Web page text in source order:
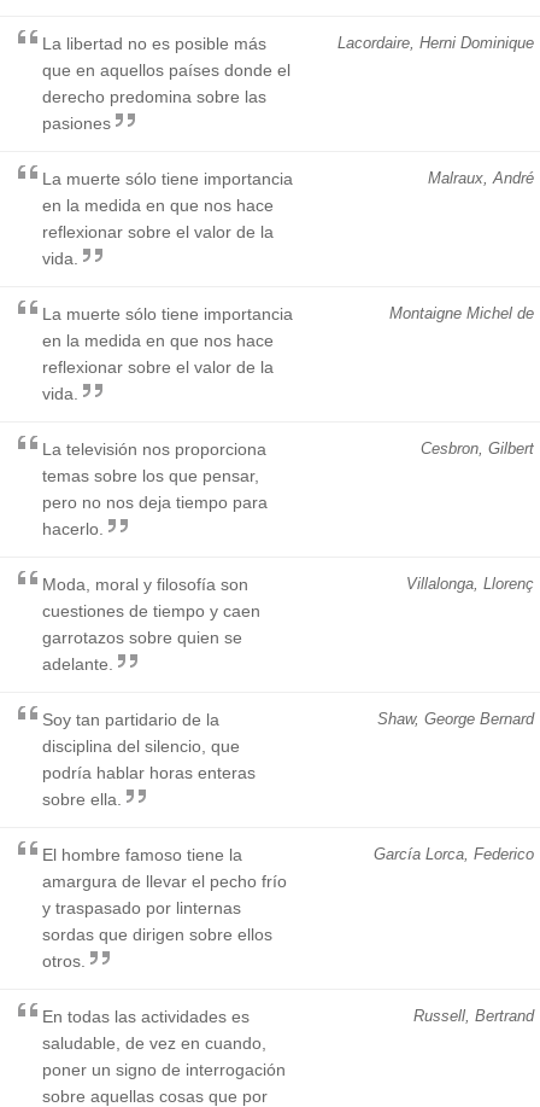
Lacordaire, Herni Dominique
La libertad no es posible más
que en aquellos países donde el
derecho predomina sobre las
pasiones
Malraux, André
La muerte sólo tiene importancia
en la medida en que nos hace
reflexionar sobre el valor de la
vida.
Montaigne Michel de
La muerte sólo tiene importancia
en la medida en que nos hace
reflexionar sobre el valor de la
vida.
Cesbron, Gilbert
La televisión nos proporciona
temas sobre los que pensar,
pero no nos deja tiempo para
hacerlo.
Villalonga, Llorenç
Moda, moral y filosofía son
cuestiones de tiempo y caen
garrotazos sobre quien se
adelante.
Shaw, George Bernard
Soy tan partidario de la
disciplina del silencio, que
podría hablar horas enteras
sobre ella.
García Lorca, Federico
El hombre famoso tiene la
amargura de llevar el pecho frío
y traspasado por linternas
sordas que dirigen sobre ellos
otros.
Russell, Bertrand
En todas las actividades es
saludable, de vez en cuando,
poner un signo de interrogación
sobre aquellas cosas que por